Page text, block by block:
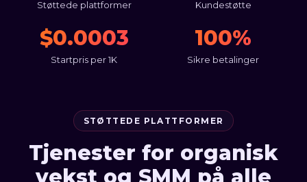
Støttede plattformer Kundestøtte
$0.0003
Startpris per 1K
100%
Sikre betalinger
STØTTEDE PLATTFORMER
Tjenester for organisk
vekst og SMM på alle